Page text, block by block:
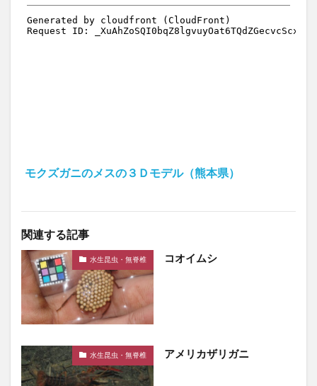
モクズガニのメスの３Ｄモデル（熊本県）
関連する記事
水生昆虫・無脊椎 コオイムシ
水生昆虫・無脊椎 アメリカザリガニ